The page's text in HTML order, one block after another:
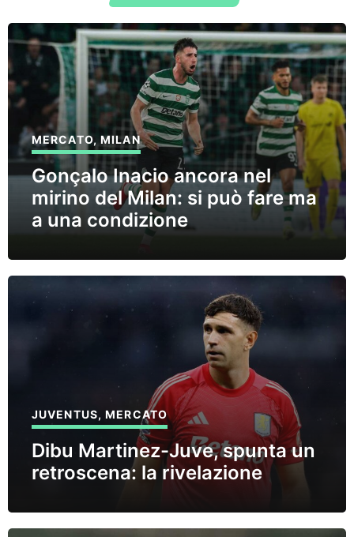
MERCATO,MILAN
Gonçalo Inacio ancora nel
mirino del Milan: si può fare ma
a una condizione
JUVENTUS,MERCATO
Dibu Martinez-Juve, spunta un
retroscena: la rivelazione